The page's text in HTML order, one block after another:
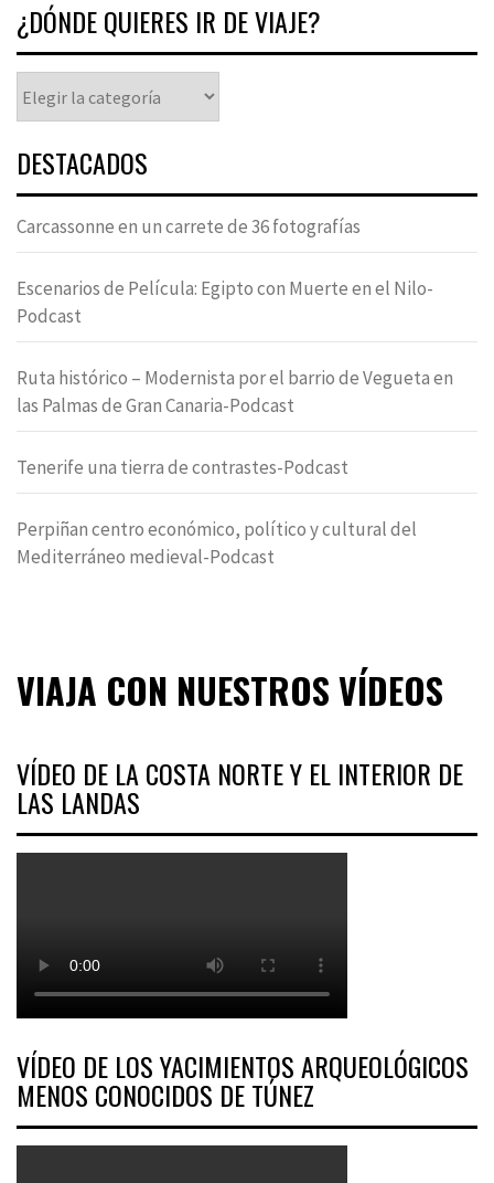
¿DÓNDE QUIERES IR DE VIAJE?
DESTACADOS
Carcassonne en un carrete de 36 fotografías
Escenarios de Película: Egipto con Muerte en el Nilo-
Podcast
Ruta histórico – Modernista por el barrio de Vegueta en
las Palmas de Gran Canaria-Podcast
Tenerife una tierra de contrastes-Podcast
Perpiñan centro económico, político y cultural del
Mediterráneo medieval-Podcast
VIAJA CON NUESTROS VÍDEOS
VÍDEO DE LA COSTA NORTE Y EL INTERIOR DE
LAS LANDAS
VÍDEO DE LOS YACIMIENTOS ARQUEOLÓGICOS
MENOS CONOCIDOS DE TÚNEZ